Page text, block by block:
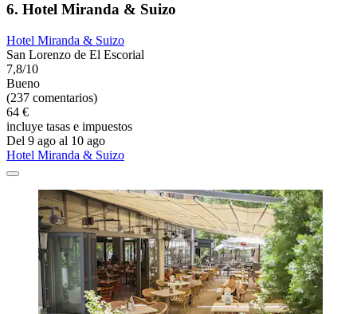
6. Hotel Miranda & Suizo
Hotel Miranda & Suizo
San Lorenzo de El Escorial
7,8/10
Bueno
(237 comentarios)
64 €
incluye tasas e impuestos
Del 9 ago al 10 ago
Hotel Miranda & Suizo